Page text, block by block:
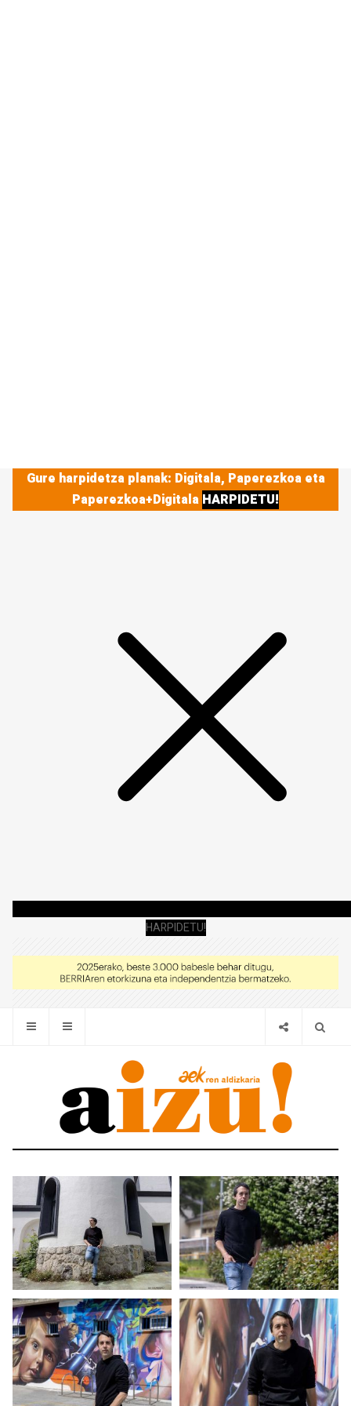
Gure harpidetza planak: Digitala, Paperezkoa eta
Paperezkoa+Digitala HARPIDETU!
HARPIDETU!